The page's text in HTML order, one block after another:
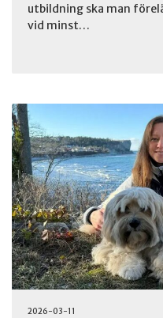
utbildning ska man
vid minst…
2026-03-11